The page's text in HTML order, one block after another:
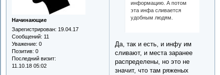
Начинающие
Зарегистрирован: 19.04.17
Сообщений: 11
Уважение: 0
Позитив: 0
Последний визит:
11.10.18 05:02
информацию. А потом
эта инфа сливается
удобным людям.
Да, так и есть, и инфу им
сливают, и места заранее
распределены, но это не
значит, что там ряженых